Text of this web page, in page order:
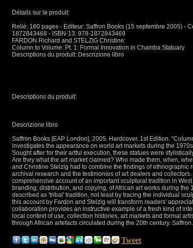
Détails sur le produit:
Relié: 160 pages - Editeur: Saffron Books (15 septembre 2005) -
1872843468 - ISBN-13: 978-1872843469
FARDON Richard and STELZIG Christine:
Column to Volume: Pt. 1: Formal Innovation in Chamba Statuary
Descriptions du produit: Descrizione libro
Descriptions du produit:
Descrizione libro
Saffron Books [EAP London], 2005. Hardcover. 1st Edition.
investigates the appearance on world art markets during the
Sought after for their artful execution, these statues were
Are they what the art market claimed? Who made them, when,
and Christine Stelzig had to combine the findings of
archival research and the testimonies of art dealers and
comprehensive account of an important sculptural tradition in
branding, distribution, and copying, of African art works during
described as 'tribal' tradition, not least by tracing the individual
this account by Fardon and Stelzig will transform readers'
collaboration provides an instructive example of a fresh kind of
local context of use, collection histories, art markets and formal
through African artefacts circulated during the 20th century.
Tweet